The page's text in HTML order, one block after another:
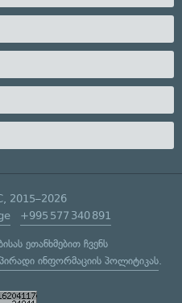
2015–2026
+995 577 340 891
ეთანხმებით ჩვენს
პირადი ინფორმაციის პოლიტიკას.